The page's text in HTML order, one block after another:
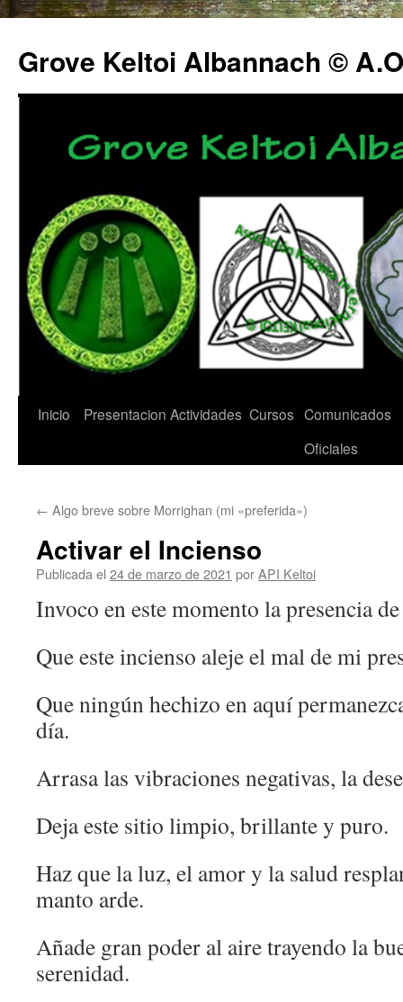
Grove Keltoi Albannach ©
Saltar
Inicio Presentacion Actividades Cursos Comunicados
Oficiales
← Algo breve sobre Morrighan (mi «preferida»)
Activar el Incienso
Publicada el 24 de marzo de 2021 porAPI Keltoi
Invoco en este momento la presencia
Que este incienso aleje el mal de mi
Que ningún hechizo en aquí
día.
Arrasa las vibraciones negativas, la
Deja este sitio limpio, brillante y puro.
Haz que la luz, el amor y la salud
manto arde.
Añade gran poder al aire trayendo la
serenidad.